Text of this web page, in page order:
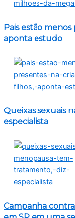
Pais estão
aponta estudo
Queixas sexuais
especialista
Campanha